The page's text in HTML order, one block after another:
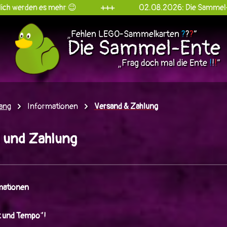
+++ 02.08.2026: Die Sammel-Ente goes Instagram!
„Fehlen LEGO-Sammelkarten ???“
Die Sammel-Ente
„Frag doch mal die Ente!!!“
Informationen Versand & Zahlung
Zahlung
Tempo“!